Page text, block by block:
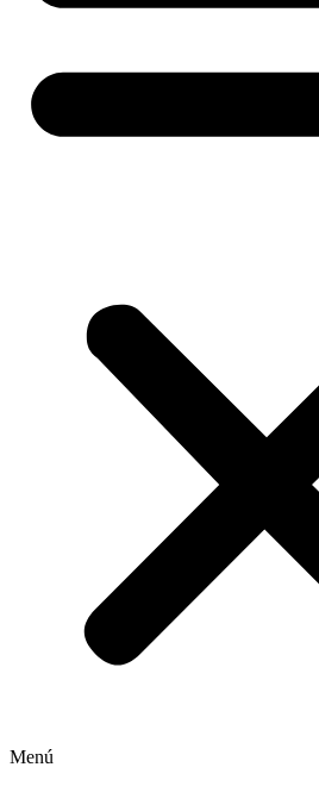
Menú